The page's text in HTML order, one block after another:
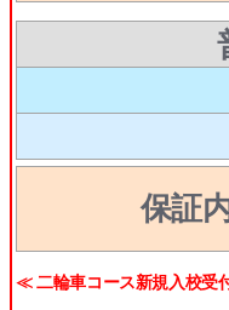
保証
≪ 二輪車コース新規入校受